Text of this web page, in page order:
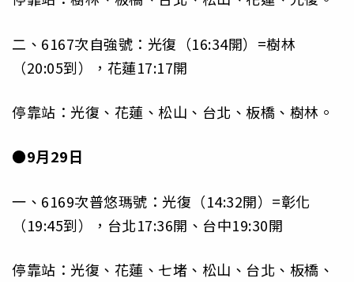
二、6167次自強號：光復（16:34開）=樹林
（20:05到），花蓮17:17開
停靠站：光復、花蓮、松山、台北、板橋、樹林。
●9月29日
一、6169次普悠瑪號：光復（14:32開）=彰化
（19:45到），台北17:36開、台中19:30開
停靠站：光復、花蓮、七堵、松山、台北、板橋、